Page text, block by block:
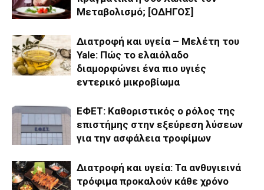
Μεταβολισμό; [ΟΔΗΓΟΣ]
Διατροφή και υγεία – Μελέτη του
Yale: Πώς το ελαιόλαδο
διαμορφώνει ένα πιο υγιές
εντερικό μικροβίωμα
ΕΦΕΤ: Καθοριστικός ο ρόλος της
επιστήμης στην εξεύρεση λύσεων
για την ασφάλεια τροφίμων
Διατροφή και υγεία: Τα ανθυγιεινά
τρόφιμα προκαλούν κάθε χρόνο